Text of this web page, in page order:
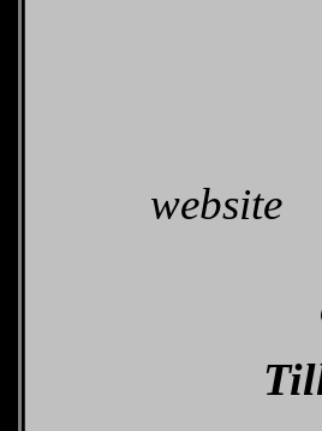
please